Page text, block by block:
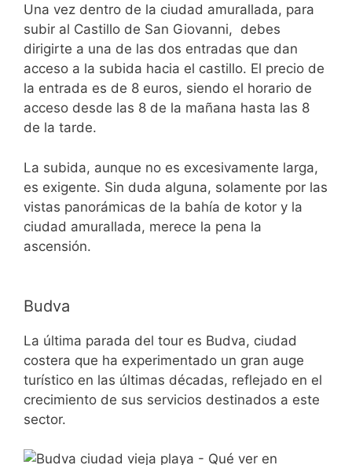
Una vez dentro de la ciudad amurallada, para
subir al Castillo de San Giovanni, debes
dirigirte a una de las dos entradas que dan
acceso a la subida hacia el castillo. El precio de
la entrada es de 8 euros, siendo el horario de
acceso desde las 8 de la mañana hasta las 8
de la tarde.
La subida, aunque no es excesivamente larga,
es exigente. Sin duda alguna, solamente por las
vistas panorámicas de la bahía de kotor y la
ciudad amurallada, merece la pena la
ascensión.
Budva
La última parada del tour es Budva, ciudad
costera que ha experimentado un gran auge
turístico en las últimas décadas, reflejado en el
crecimiento de sus servicios destinados a este
sector.